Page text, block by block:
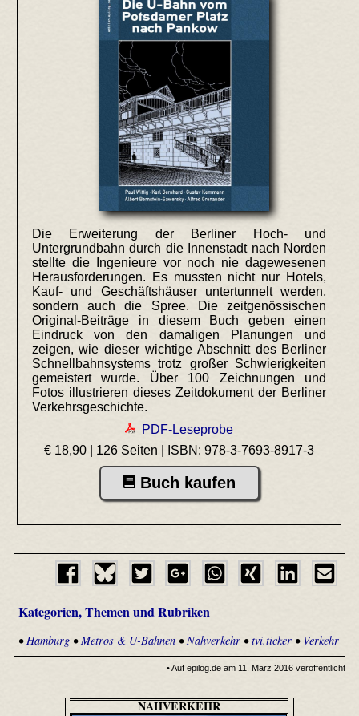
Die Erweiterung der Berliner Hoch- und
Untergrundbahn durch die Innenstadt nach Norden
stellte die Ingenieure vor noch nie dagewesenen
Herausforderungen. Es mussten nicht nur Hotels,
Kauf- und Geschäftshäuser untertunnelt werden,
sondern auch die Spree. Die zeitgenössischen
Original-Beiträge in diesem Buch geben einen
Eindruck von den damaligen Planungen und
zeigen, wie dieser wichtige Abschnitt des Berliner
Schnellbahnsystems trotz großer Schwierigkeiten
gemeistert wurde. Über 100 Zeichnungen und
Fotos illustrieren dieses Zeitdokument der Berliner
Verkehrsgeschichte.
PDF-Leseprobe
€ 18,90 | 126 Seiten |
ISBN: 978-3-7693-8917-3
Buch kaufen
Kategorien, Themen und Rubriken
•Hamburg•Metros & U-Bahnen•Nahverkehr•tvi.ticker• Verkehr
• Auf epilog.de am 11. März 2016 veröffentlicht
NAHVERKEHR